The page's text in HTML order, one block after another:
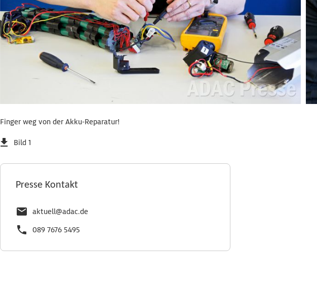
Finger weg von der Akku-Reparatur!
Bild 1
Presse Kontakt
aktuell@adac.de
089 7676 5495